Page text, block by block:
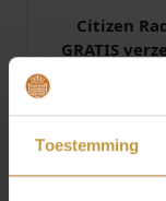
Toestemming
Citizen
GRATIS
functies